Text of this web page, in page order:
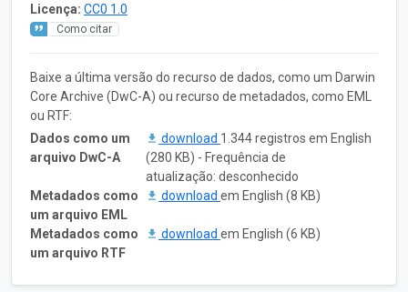
Licença: CC0 1.0
Como citar
Baixe a última versão do recurso de dados, como um Darwin
Core Archive (DwC-A) ou recurso de metadados, como EML
ou RTF:
Dados como um
arquivo DwC-A
download 1.344 registros em English
(280 KB) - Frequência de
atualização: desconhecido
Metadados como
um arquivo EML
download em English (8 KB)
Metadados como
um arquivo RTF
download em English (6 KB)